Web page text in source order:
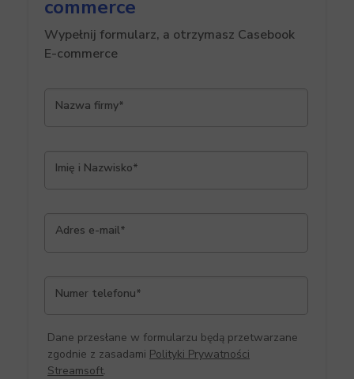
commerce
Wypełnij formularz, a otrzymasz Casebook
E-commerce
Nazwa firmy*
Imię i Nazwisko*
Adres e-mail*
Numer telefonu*
Dane przesłane w formularzu będą przetwarzane
zgodnie z zasadami Polityki Prywatności
Streamsoft.